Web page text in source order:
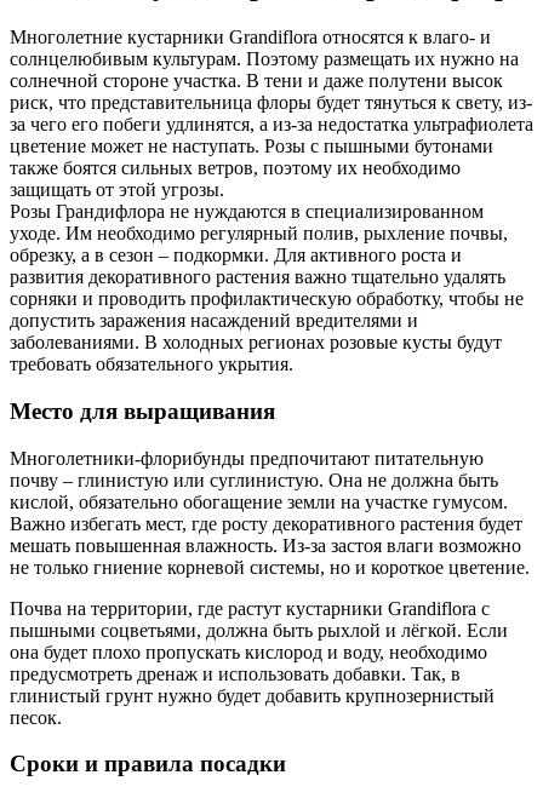
Многолетние кустарники Grandiflora относятся к влаго- и
солнцелюбивым культурам. Поэтому размещать их нужно на
солнечной стороне участка. В тени и даже полутени высок
риск, что представительница флоры будет тянуться к свету, из-
за чего его побеги удлинятся, а из-за недостатка ультрафиолета
цветение может не наступать. Розы с пышными бутонами
также боятся сильных ветров, поэтому их необходимо
защищать от этой угрозы.
Розы Грандифлора не нуждаются в специализированном
уходе. Им необходимо регулярный полив, рыхление почвы,
обрезку, а в сезон – подкормки. Для активного роста и
развития декоративного растения важно тщательно удалять
сорняки и проводить профилактическую обработку, чтобы не
допустить заражения насаждений вредителями и
заболеваниями. В холодных регионах розовые кусты будут
требовать обязательного укрытия.
Место для выращивания
Многолетники-флорибунды предпочитают питательную
почву – глинистую или суглинистую. Она не должна быть
кислой, обязательно обогащение земли на участке гумусом.
Важно избегать мест, где росту декоративного растения будет
мешать повышенная влажность. Из-за застоя влаги возможно
не только гниение корневой системы, но и короткое цветение.
Почва на территории, где растут кустарники Grandiflora с
пышными соцветьями, должна быть рыхлой и лёгкой. Если
она будет плохо пропускать кислород и воду, необходимо
предусмотреть дренаж и использовать добавки. Так, в
глинистый грунт нужно будет добавить крупнозернистый
песок.
Сроки и правила посадки